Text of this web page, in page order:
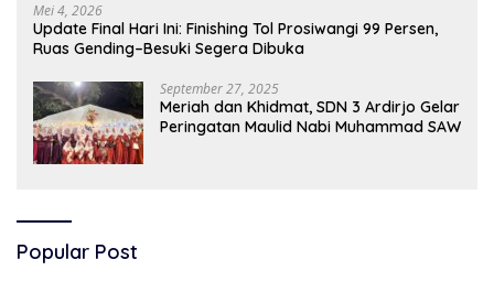
Mei 4, 2026
Update Final Hari Ini: Finishing Tol Prosiwangi 99 Persen,
Ruas Gending–Besuki Segera Dibuka
September 27, 2025
Meriah dan Khidmat, SDN 3 Ardirjo Gelar
Peringatan Maulid Nabi Muhammad SAW
Popular Post